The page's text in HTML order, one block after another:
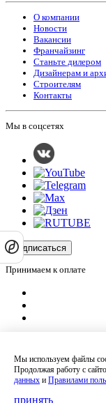
О компании
Новости
Вакансии
Франчайзинг
Станьте дилером
Дизайнерам и
Строителям
Контакты
Мы в соцсетях
Подписаться
Принимаем к оплате
Оставляя на сайте свои
своих персональных
конфиденциальности .
Сайт не является
Политика обработки
Мы используем файлы
Продолжая работу с
данных и Правилами
принять